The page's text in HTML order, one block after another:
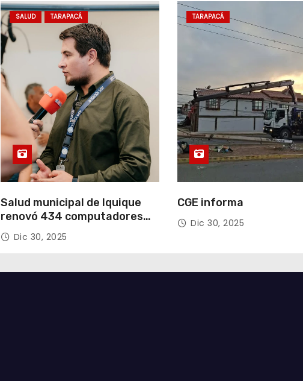
SALUD TARAPACÁ
Salud municipal de Iquique
renovó 434 computadores
con fondos del Gobierno de
Tarapacá
Dic 30, 2025
TARAPACÁ
CGE informa
Dic 30, 2025